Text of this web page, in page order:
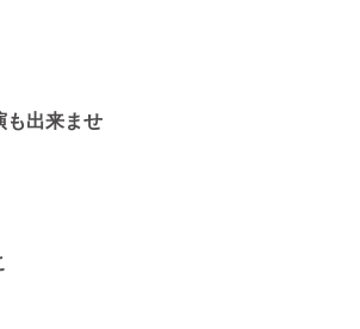
も出来ませ